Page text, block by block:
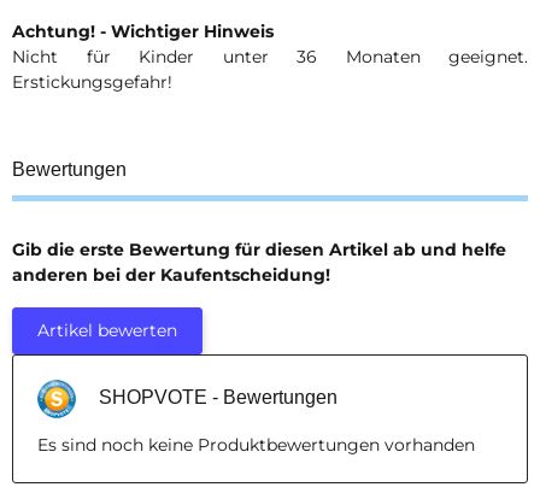
Achtung! - Wichtiger Hinweis
Nicht für Kinder unter 36 Monaten geeignet.
Erstickungsgefahr!
Bewertungen
Gib die erste Bewertung für diesen Artikel ab und helfe
anderen bei der Kaufentscheidung!
Artikel bewerten
SHOPVOTE - Bewertungen
Es sind noch keine Produktbewertungen vorhanden